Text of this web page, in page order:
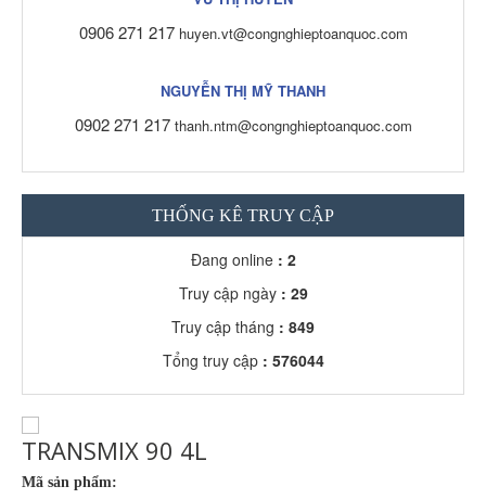
0906 271 217 huyen.vt@congnghieptoanquoc.com
NGUYỄN THỊ MỸ THANH
0902 271 217 thanh.ntm@congnghieptoanquoc.com
THỐNG KÊ TRUY CẬP
Đang online : 2
Truy cập ngày : 29
Truy cập tháng : 849
Tổng truy cập : 576044
TRANSMIX 90 4L
Mã sản phẩm: